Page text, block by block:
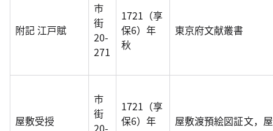
附記 江戸賦
市
街
20-
271
1721（享
保6）年
秋
東京府文献叢書
屋敷受授
市
街
20-
1721（享
保6）年
屋敷渡預絵図証文，